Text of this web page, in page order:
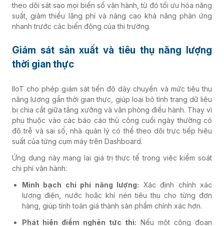
theo dõi sát sao mọi biến số vận hành, từ đó tối ưu hóa năng
suất, giảm thiểu lãng phí và nâng cao khả năng phản ứng
nhanh trước các biến động của thị trường.
Giám sát sản xuất và tiêu thụ năng lượng
thời gian thực
IIoT cho phép giám sát tiến độ dây chuyền và mức tiêu thụ
năng lượng gần thời gian thực, giúp loại bỏ tình trạng dữ liệu
bị chia cắt giữa tầng xưởng và văn phòng điều hành. Thay vì
phụ thuộc vào các báo cáo thủ công cuối ngày thường có
độ trễ và sai số, nhà quản lý có thể theo dõi trực tiếp hiệu
suất của từng cụm máy trên Dashboard.
Ứng dụng này mang lại giá trị thực tế trong việc kiểm soát
chi phí vận hành:
Minh bạch chi phí năng lượng: Xác định chính xác
lượng điện, nước hoặc khí nén tiêu thụ cho từng đơn
hàng, giúp tính toán giá thành sản phẩm chính xác hơn.
Phát hiện điểm nghẽn tức thì: Nếu một công đoạn